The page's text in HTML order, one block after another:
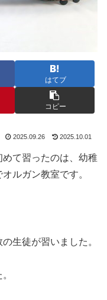
はてブ
コピー
2025.09.26 2025.10.01
て習ったのは、幼稚
ルガン教室です。
生徒が習いました。